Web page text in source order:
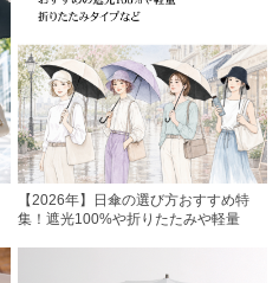
【2026年】日傘の選び方おすすめ特
集！遮光100%や折りたたみや軽量